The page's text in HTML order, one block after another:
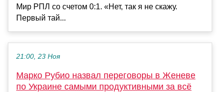
Мир РПЛ со счетом 0:1. «Нет, так я не скажу.
Первый тай...
21:00, 23 Ноя
Марко Рубио назвал переговоры в Женеве
по Украине самыми продуктивными за всё